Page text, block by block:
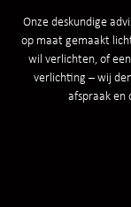
Onze deskundige
op maat gemaakt
wil verlichten, of
verlichting – wij
afspraak en